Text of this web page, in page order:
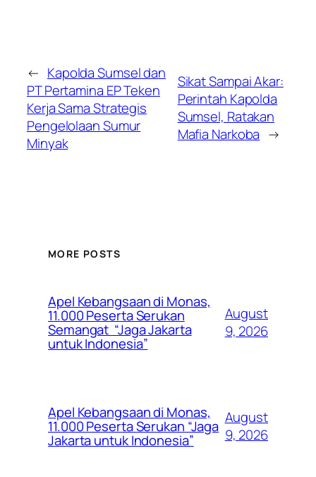
← Kapolda Sumsel dan
PT Pertamina EP Teken
Kerja Sama Strategis
Pengelolaan Sumur
Minyak
Sikat Sampai Akar:
Perintah Kapolda
Sumsel, Ratakan
Mafia Narkoba →
MORE POSTS
Apel Kebangsaan di Monas,
11.000 Peserta Serukan
Semangat “Jaga Jakarta
untuk Indonesia”
August
9, 2026
Apel Kebangsaan di Monas,
11.000 Peserta Serukan “Jaga
Jakarta untuk Indonesia”
August
9, 2026